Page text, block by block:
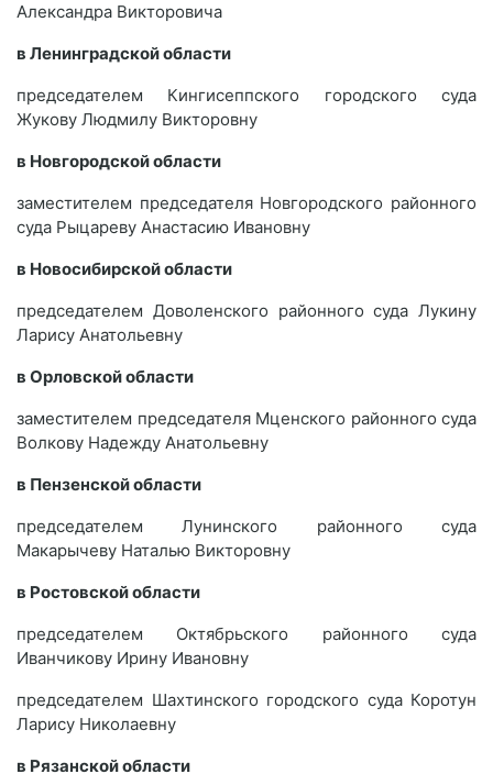
Александра Викторовича
в Ленинградской области
председателем Кингисеппского городского суда
Жукову Людмилу Викторовну
в Новгородской области
заместителем председателя Новгородского районного
суда Рыцареву Анастасию Ивановну
в Новосибирской области
председателем Доволенского районного суда Лукину
Ларису Анатольевну
в Орловской области
заместителем председателя Мценского районного суда
Волкову Надежду Анатольевну
в Пензенской области
председателем Лунинского районного суда
Макарычеву Наталью Викторовну
в Ростовской области
председателем Октябрьского районного суда
Иванчикову Ирину Ивановну
председателем Шахтинского городского суда Коротун
Ларису Николаевну
в Рязанской области